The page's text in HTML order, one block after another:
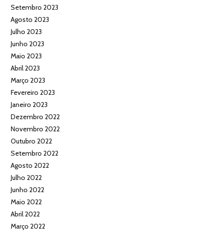
Setembro 2023
Agosto 2023
Julho 2023
Junho 2023
Maio 2023
Abril 2023
Março 2023
Fevereiro 2023
Janeiro 2023
Dezembro 2022
Novembro 2022
Outubro 2022
Setembro 2022
Agosto 2022
Julho 2022
Junho 2022
Maio 2022
Abril 2022
Março 2022